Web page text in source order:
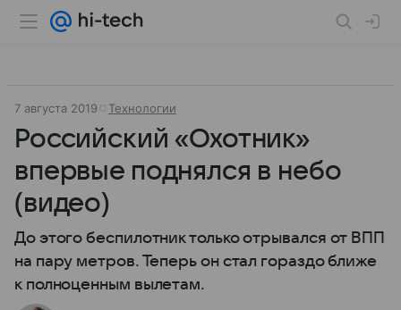
7 августа 2019 Технологии
Российский «Охотник»
впервые поднялся в небо
(видео)
До этого беспилотник только отрывался от ВПП
на пару метров. Теперь он стал гораздо ближе
к полноценным вылетам.